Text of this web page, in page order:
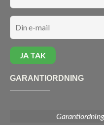
GARANTIORDNING